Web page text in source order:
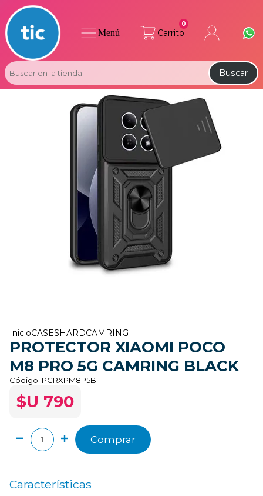
Carrito
0
Buscar
Menú
InicioCASES HARDCAMRING
PROTECTOR XIAOMI POCO
M8 PRO 5G CAMRING BLACK
Código: PCRXPM8P5B
$U 790
Comprar
Características